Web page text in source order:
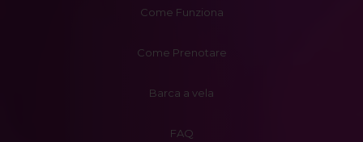
Come Funziona
Come Prenotare
Barca a vela
FAQ